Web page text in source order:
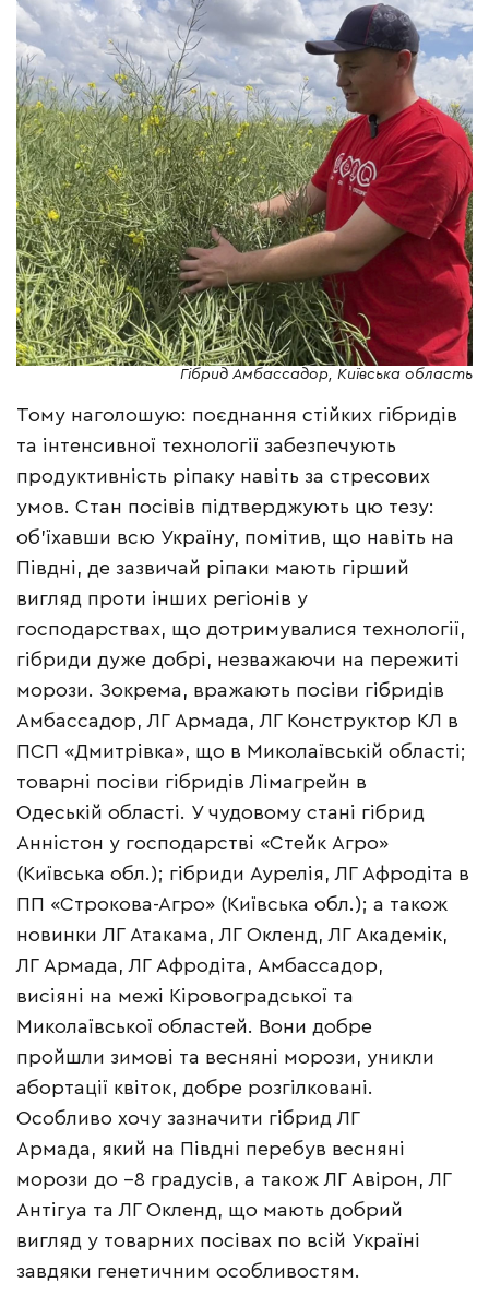
Гібрид Амбассадор, Київська область
Тому наголошую: поєднання стійких гібридів
та інтенсивної технології забезпечують
продуктивність ріпаку навіть за стресових
умов. Стан посівів підтверджують цю тезу:
об’їхавши всю Україну, помітив, що навіть на
Півдні, де зазвичай ріпаки мають гірший
вигляд проти інших регіонів у
господарствах, що дотримувалися технології,
гібриди дуже добрі, незважаючи на пережиті
морози. Зокрема, вражають посіви гібридів
Амбассадор, ЛГ Армада, ЛГ Конструктор КЛ в
ПСП «Дмитрівка», що в Миколаївській області;
товарні посіви гібридів Лімагрейн в
Одеській області. У чудовому стані гібрид
Анністон у господарстві «Стейк Агро»
(Київська обл.); гібриди Аурелія, ЛГ Афродіта в
ПП «Строкова-Агро» (Київська обл.); а також
новинки ЛГ Атакама, ЛГ Окленд, ЛГ Академік,
ЛГ Армада, ЛГ Афродіта, Амбассадор,
висіяні на межі Кіровоградської та
Миколаївської областей. Вони добре
пройшли зимові та весняні морози, уникли
абортації квіток, добре розгілковані.
Особливо хочу зазначити гібрид ЛГ
Армада, який на Півдні перебув весняні
морози до –8 градусів, а також ЛГ Авірон, ЛГ
Антігуа та ЛГ Окленд, що мають добрий
вигляд у товарних посівах по всій Україні
завдяки генетичним особливостям.